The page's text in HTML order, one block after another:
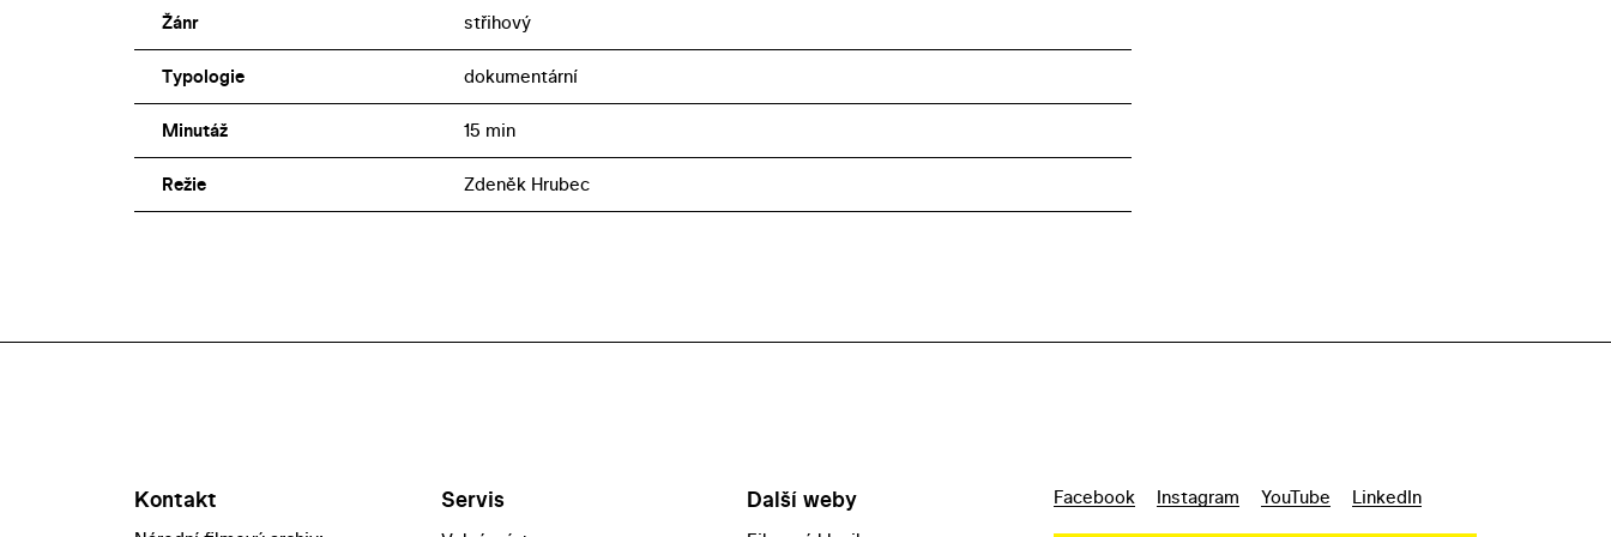
Žánr střihový
Typologie dokumentární
Minutáž 15 min
Režie Zdeněk Hrubec
Kontakt Servis Další weby Facebook Instagram YouTube LinkedIn